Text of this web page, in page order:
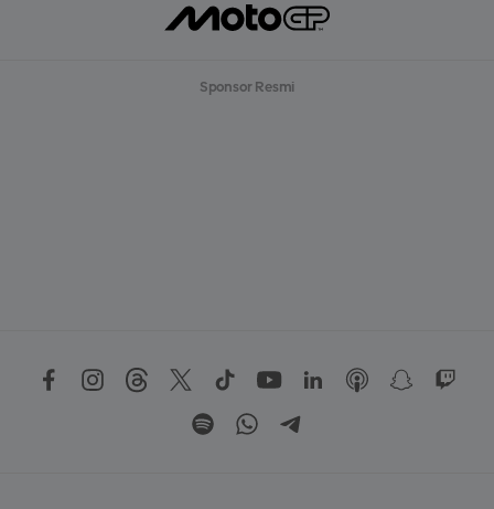
Sponsor Resmi